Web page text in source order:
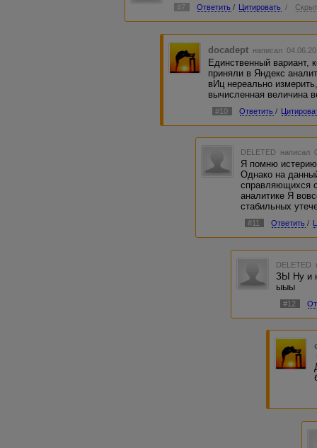
#7 Ответить / Цитировать /
docadept написал
Единственный вариант,
приняли в Яндекс
вИц нереально
вычисленная величина
#10 Ответить /
DELETED написал
Я помню истерию
Однако на
справляющихся
аналитике Я
стабильных
#11 Ответить /
DELETED
ЗЫ Ну и
ыыы
#12